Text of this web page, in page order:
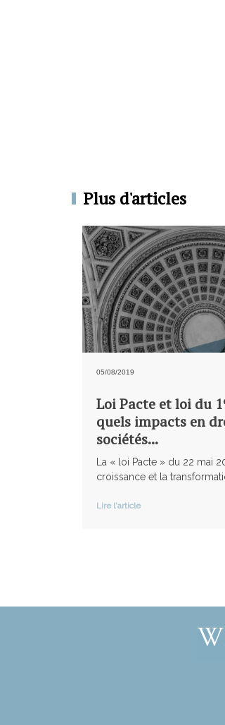
Plus d'articles
05/08/2019
Loi Pacte et loi du
quels impacts en
sociétés...
La « loi Pacte » du 22 mai
croissance et la
Lire l'article